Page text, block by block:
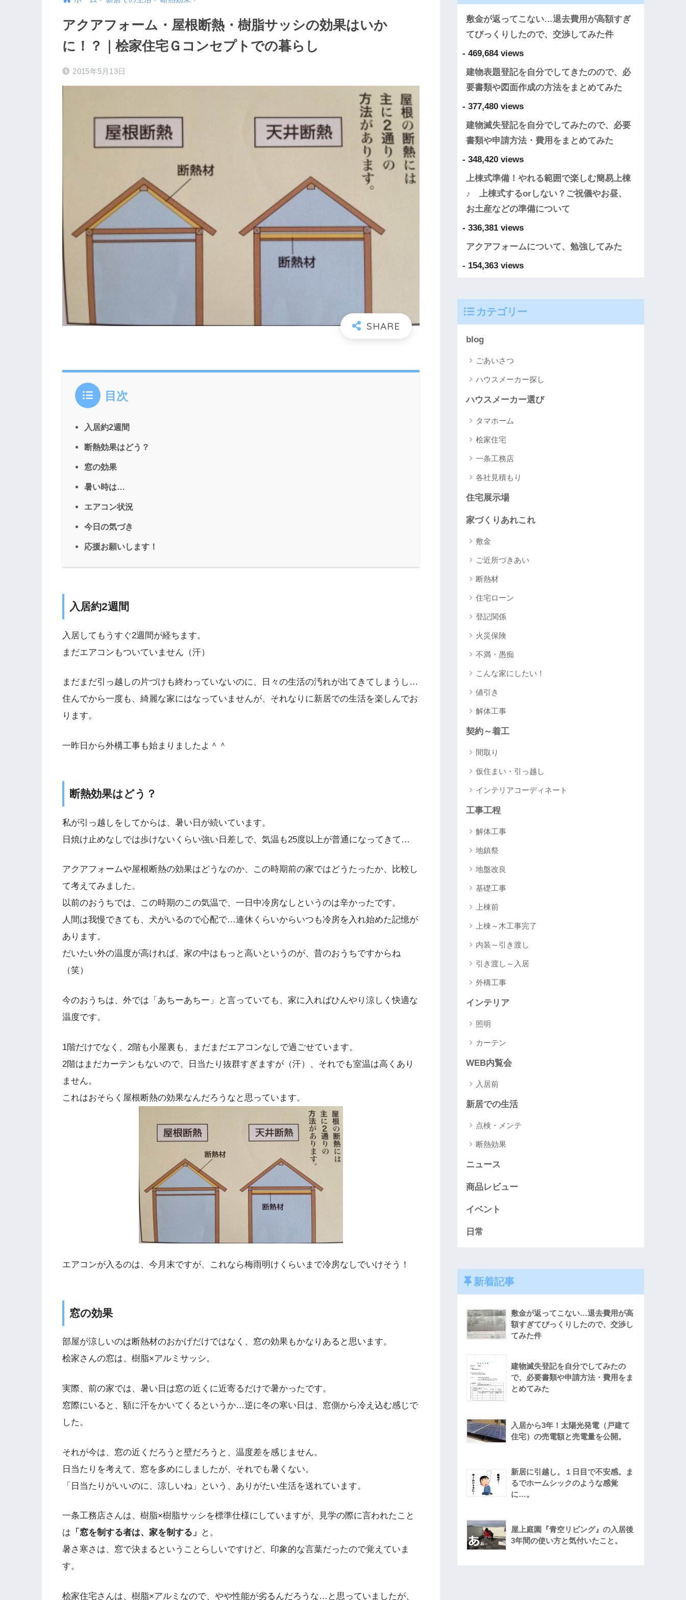
アクアフォーム・屋根断熱・樹脂サッシの効果はいか
に！？｜桧家住宅Ｇコンセプトでの暮らし
2015年5月13日
目次
入居約2週間
断熱効果はどう？
窓の効果
暑い時は…
エアコン状況
今日の気づき
応援お願いします！
入居約2週間
入居してもうすぐ2週間が経ちます。
まだエアコンもついていません（汗）
まだまだ引っ越しの片づけも終わっていないのに、日々の生活の汚れが出てきてしまうし…
住んでから一度も、綺麗な家にはなっていませんが、それなりに新居での生活を楽しんでお
ります。
一昨日から外構工事も始まりましたよ＾＾
断熱効果はどう？
私が引っ越しをしてからは、暑い日が続いています。
日焼け止めなしでは歩けないくらい強い日差しで、気温も25度以上が普通になってきて…
アクアフォームや屋根断熱の効果はどうなのか、この時期前の家ではどうたったか、比較し
て考えてみました。
以前のおうちでは、この時期のこの気温で、一日中冷房なしというのは辛かったです。
人間は我慢できても、犬がいるので心配で…連休くらいからいつも冷房を入れ始めた記憶が
あります。
だいたい外の温度が高ければ、家の中はもっと高いというのが、昔のおうちですからね
（笑）
今のおうちは、 外では「あちーあちー」と言っていても、家に入ればひんやり涼しく快適な
温度です。
1階だけでなく、2階も小屋裏も、まだまだエアコンなしで過ごせています。
2階はまだカーテンもないので、日当たり抜群すぎますが（汗）、それでも室温は高くあり
ません。
これはおそらく屋根断熱の効果なんだろうなと思っています。
エアコンが入るのは、今月末ですが、これなら梅雨明けくらいまで冷房なしでいけそう！
窓の効果
部屋が涼しいのは断熱材のおかげだけではなく、窓の効果もかなりあると思います。
桧家さんの窓は、樹脂×アルミサッシ。
実際、前の家では、暑い日は窓の近くに近寄るだけで暑かったです。
窓際にいると、額に汗をかいてくるというか…逆に冬の寒い日は、窓側から冷え込む感じで
した。
それが今は、窓の近くだろうと壁だろうと、温度差を感じません。
日当たりを考えて、窓を多めにしましたが、それでも暑くない。
「日当たりがいいのに、涼しいね」という、ありがたい生活を送れています。
一条工務店さんは、樹脂×樹脂サッシを標準仕様にしていますが、見学の際に言われたこと
は 「窓を制する者は、家を制する」
と。
暑さ寒さは、窓で決まるということらしいですけど、印象的な言葉だったので覚えていま
す。
桧家住宅さんは、樹脂×アルミなので、やや性能が劣るんだろうな…と思っていましたが、
敷金が返ってこない…退去費用が高額すぎ
てびっくりしたので、交渉してみた件
- 469,684 views
建物表題登記を自分でしてきたのので、必
要書類や図面作成の方法をまとめてみた
- 377,480 views
建物滅失登記を自分でしてみたので、必要
書類や申請方法・費用をまとめてみた
- 348,420 views
上棟式準備！やれる範囲で楽しむ簡易上棟
♪ 上棟式するorしない？ご祝儀やお昼、
お土産などの準備について
- 336,381 views
アクアフォームについて、勉強してみた
- 154,363 views
カテゴリー
blog
ごあいさつ
ハウスメーカー探し
ハウスメーカー選び
タマホーム
桧家住宅
一条工務店
各社見積もり
住宅展示場
家づくりあれこれ
敷金
ご近所づきあい
断熱材
住宅ローン
登記関係
火災保険
不満・愚痴
こんな家にしたい！
値引き
解体工事
契約～着工
間取り
仮住まい・引っ越し
インテリアコーディネート
工事工程
解体工事
地鎮祭
地盤改良
基礎工事
上棟前
上棟～木工事完了
内装～引き渡し
引き渡し～入居
外構工事
インテリア
照明
カーテン
WEB内覧会
入居前
新居での生活
点検・メンテ
断熱効果
ニュース
商品レビュー
イベント
日常
新着記事
敷金が返ってこない…退去費用が高
額すぎてびっくりしたので、交渉し
てみた件
建物滅失登記を自分でしてみたの
で、必要書類や申請方法・費用をま
とめてみた
入居から3年！太陽光発電（戸建て
住宅）の売電額と売電量を公開。
新居に引越し。１日目で不安感。ま
るでホームシックのような感覚
に…。
屋上庭園『青空リビング』の入居後
3年間の使い方と気付いたこと。